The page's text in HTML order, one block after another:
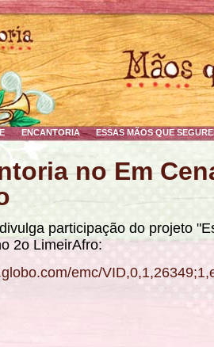
no Em
participação do projeto
2o LimeirAfro:
emc/
ENCANTORIA ESSAS MÃOS QUE